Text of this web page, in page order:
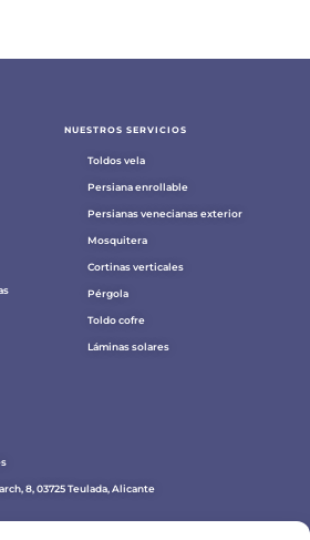
8, 03725 Teulada, Alicante
NUESTROS SERVICIOS
Toldos vela
Persiana enrollable
Persianas venecianas exterior
Mosquitera
Cortinas verticales
Pérgola
Toldo cofre
Láminas solares